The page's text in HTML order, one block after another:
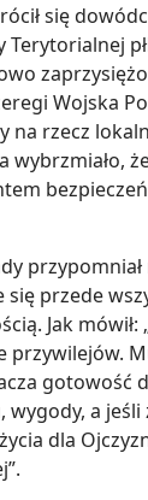
się
Wojska
na rzecz
wybrzmiało,
przypomniał
się przede
Jak mówił:
przywilejów.
gotowość
wygody, a
dla